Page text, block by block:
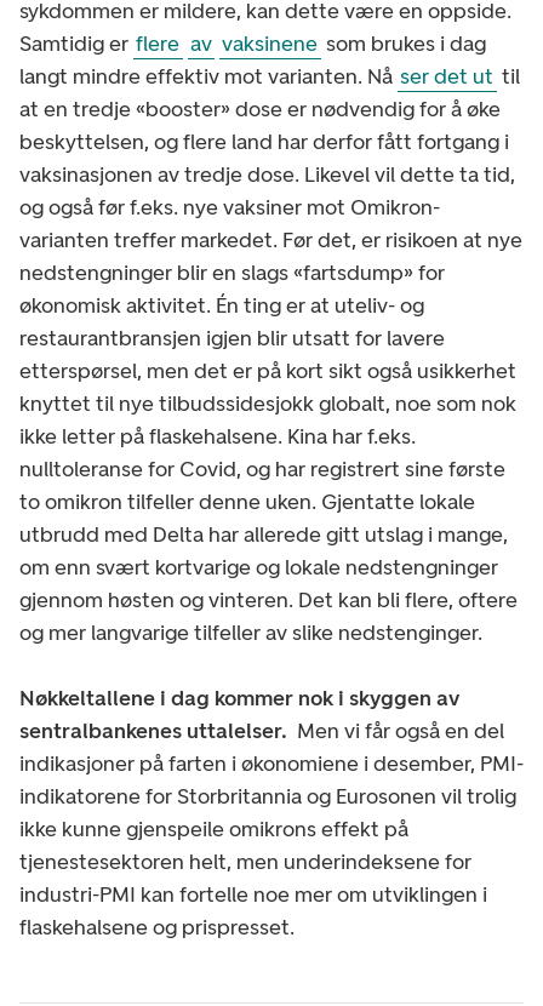
sykdommen er mildere, kan dette være en oppside.
Samtidig er flere av vaksinene som brukes i dag
langt mindre effektiv mot varianten. Nå ser det ut til
at en tredje «booster» dose er nødvendig for å øke
beskyttelsen, og flere land har derfor fått fortgang i
vaksinasjonen av tredje dose. Likevel vil dette ta tid,
og også før f.eks. nye vaksiner mot Omikron-
varianten treffer markedet. Før det, er risikoen at nye
nedstengninger blir en slags «fartsdump» for
økonomisk aktivitet. Én ting er at uteliv- og
restaurantbransjen igjen blir utsatt for lavere
etterspørsel, men det er på kort sikt også usikkerhet
knyttet til nye tilbudssidesjokk globalt, noe som nok
ikke letter på flaskehalsene. Kina har f.eks.
nulltoleranse for Covid, og har registrert sine første
to omikron tilfeller denne uken. Gjentatte lokale
utbrudd med Delta har allerede gitt utslag i mange,
om enn svært kortvarige og lokale nedstengninger
gjennom høsten og vinteren. Det kan bli flere, oftere
og mer langvarige tilfeller av slike nedstenginger.
Nøkkeltallene i dag kommer nok i skyggen av
sentralbankenes uttalelser. Men vi får også en del
indikasjoner på farten i økonomiene i desember, PMI-
indikatorene for Storbritannia og Eurosonen vil trolig
ikke kunne gjenspeile omikrons effekt på
tjenestesektoren helt, men underindeksene for
industri-PMI kan fortelle noe mer om utviklingen i
flaskehalsene og prispresset.